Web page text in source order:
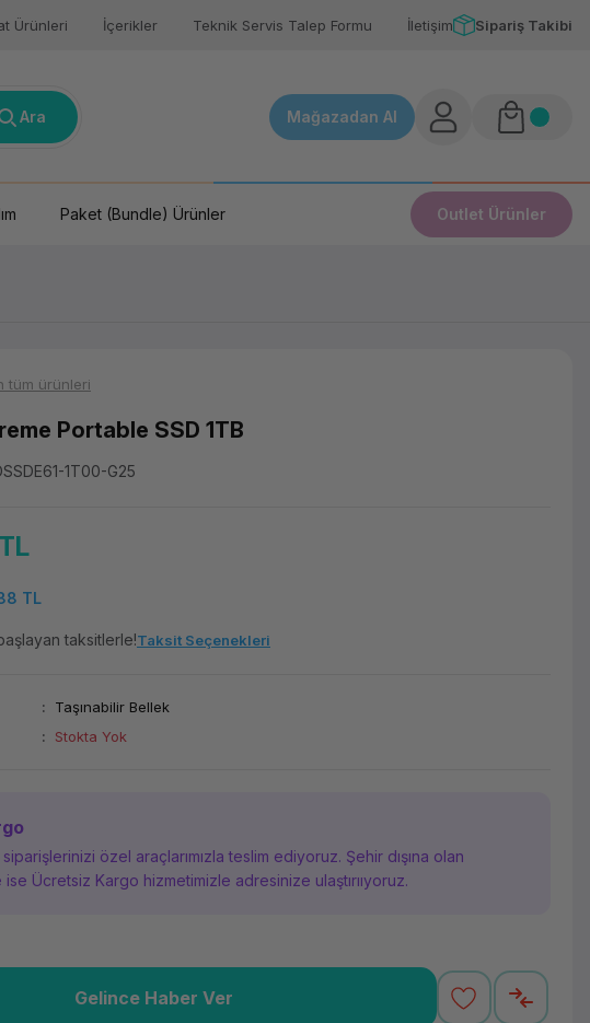
Ürünleri İçerikler Teknik Servis Talep Formu İletişim Sipariş Takibi
Ara Mağazadan Al
Paket (Bundle) Ürünler Outlet Ürünler
tüm ürünleri
Portable SSD 1TB
1T00-G25
TL
taksitlerle!Taksit Seçenekleri
Taşınabilir Bellek
Stokta Yok
özel araçlarımızla teslim ediyoruz. Şehir dışına olan
Ücretsiz Kargo hizmetimizle adresinize ulaştırııyoruz.
Gelince Haber Ver